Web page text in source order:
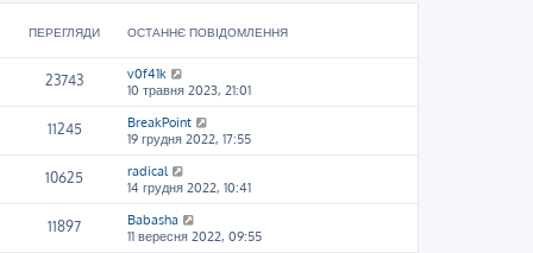
ПЕРЕГЛЯДИ ОСТАННЄ ПОВІДОМЛЕННЯ
23743
v0f41k
10 травня 2023, 21:01
11245
BreakPoint
19 грудня 2022, 17:55
10625
radical
14 грудня 2022, 10:41
11897
Babasha
11 вересня 2022, 09:55